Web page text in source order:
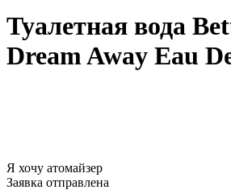
Туалетная вода
Dream Away Eau
Я хочу атомайзер
Заявка отправлена